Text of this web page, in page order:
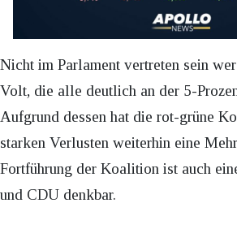
Nicht im Parlament vertreten sein
Volt, die alle deutlich an der 5-
Aufgrund dessen hat die rot-grüne
starken Verlusten weiterhin eine
Fortführung der Koalition ist auch
und CDU denkbar.